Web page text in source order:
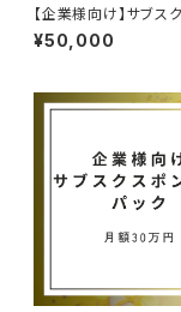
【企業様向け】サブス
ー5万パック
¥50,000